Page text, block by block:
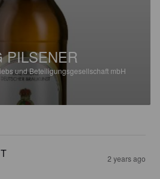
PILSENER
und Beteiligungsgesellschaft mbH
2 years ago